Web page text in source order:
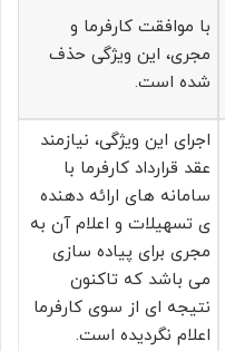
با موافقت کارفرما و
مجری، این ویژگی حذف
شده است.
اجرای این ویژگی، نیازمند
عقد قرارداد کارفرما با
سامانه های ارائه دهنده
ی تسهیلات و اعلام آن به
مجری برای پیاده سازی
می باشد که تاکنون
نتیجه ای از سوی کارفرما
اعلام نگردیده است.